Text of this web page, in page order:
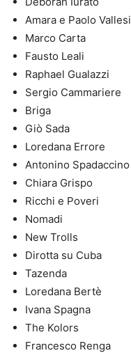
Amara e Paolo Vallesi
Marco Carta
Fausto Leali
Raphael Gualazzi
Sergio Cammariere
Briga
Giò Sada
Loredana Errore
Antonino Spadaccino
Chiara Grispo
Ricchi e Poveri
Nomadi
New Trolls
Dirotta su Cuba
Tazenda
Loredana Bertè
Ivana Spagna
The Kolors
Francesco Renga